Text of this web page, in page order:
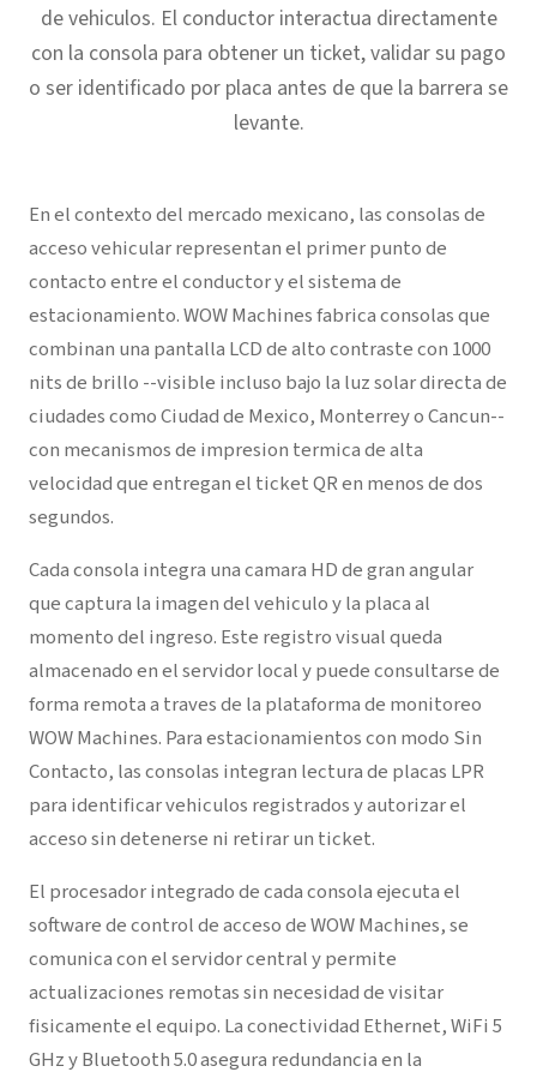
de vehiculos. El conductor interactua directamente
con la consola para obtener un ticket, validar su pago
o ser identificado por placa antes de que la barrera se
levante.
En el contexto del mercado mexicano, las consolas de
acceso vehicular representan el primer punto de
contacto entre el conductor y el sistema de
estacionamiento. WOW Machines fabrica consolas que
combinan una pantalla LCD de alto contraste con 1000
nits de brillo --visible incluso bajo la luz solar directa de
ciudades como Ciudad de Mexico, Monterrey o Cancun--
con mecanismos de impresion termica de alta
velocidad que entregan el ticket QR en menos de dos
segundos.
Cada consola integra una camara HD de gran angular
que captura la imagen del vehiculo y la placa al
momento del ingreso. Este registro visual queda
almacenado en el servidor local y puede consultarse de
forma remota a traves de la plataforma de monitoreo
WOW Machines. Para estacionamientos con modo Sin
Contacto, las consolas integran lectura de placas LPR
para identificar vehiculos registrados y autorizar el
acceso sin detenerse ni retirar un ticket.
El procesador integrado de cada consola ejecuta el
software de control de acceso de WOW Machines, se
comunica con el servidor central y permite
actualizaciones remotas sin necesidad de visitar
fisicamente el equipo. La conectividad Ethernet, WiFi 5
GHz y Bluetooth 5.0 asegura redundancia en la